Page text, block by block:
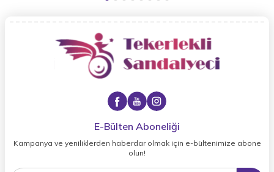
E-Bülten Aboneliği
Kampanya ve yeniliklerden haberdar olmak için e-bültenimize abone
olun!